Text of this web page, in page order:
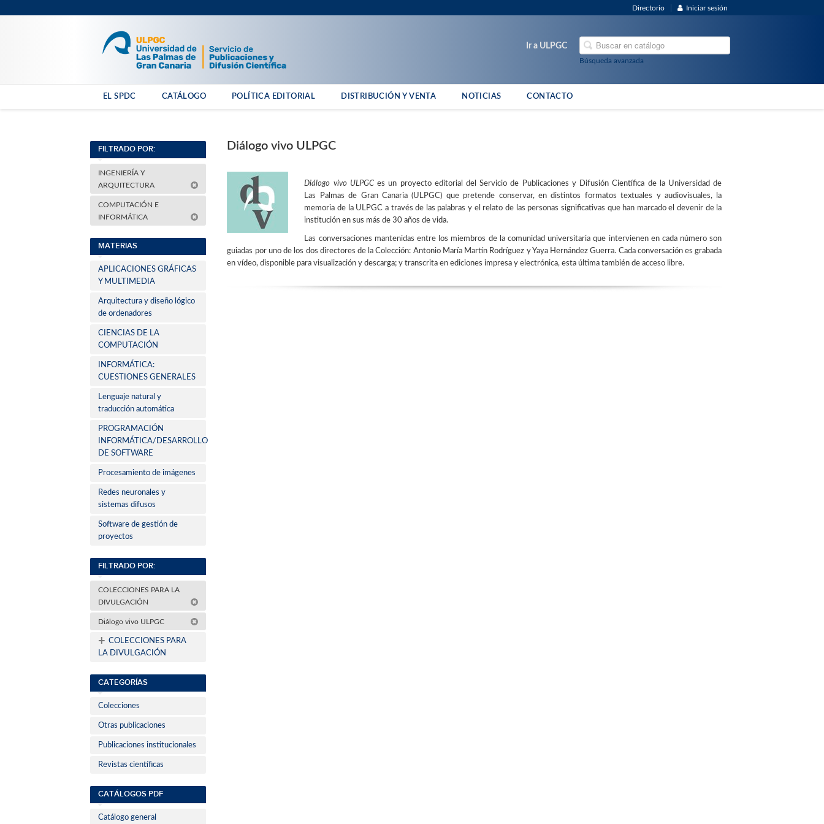
Directorio Iniciar sesión
Búsqueda avanzada
Ir a ULPGC
EL SPDC CATÁLOGO POLÍTICA EDITORIAL DISTRIBUCIÓN Y VENTA NOTICIAS CONTACTO
FILTRADO POR:
INGENIERÍA Y
ARQUITECTURA
COMPUTACIÓN E
INFORMÁTICA
MATERIAS
APLICACIONES GRÁFICAS
Y MULTIMEDIA
Arquitectura y diseño lógico
de ordenadores
CIENCIAS DE LA
COMPUTACIÓN
INFORMÁTICA:
CUESTIONES GENERALES
Lenguaje natural y
traducción automática
PROGRAMACIÓN
INFORMÁTICA/DESARROLLO
DE SOFTWARE
Procesamiento de imágenes
Redes neuronales y
sistemas difusos
Software de gestión de
proyectos
FILTRADO POR:
COLECCIONES PARA LA
DIVULGACIÓN
Diálogo vivo ULPGC
+ COLECCIONES PARA
LA DIVULGACIÓN
CATEGORÍAS
Colecciones
Otras publicaciones
Publicaciones institucionales
Revistas científicas
CATÁLOGOS PDF
Catálogo general
Diálogo vivo ULPGC
Diálogo vivo ULPGCes un proyecto editorial del Servicio de Publicaciones y Difusión Científica de la Universidad de
Las Palmas de Gran Canaria (ULPGC) que pretende conservar, en distintos formatos textuales y audiovisuales, la
memoria de la ULPGC a través de las palabras y el relato de las personas significativas que han marcado el devenir de la
institución en sus más de 30 años de vida.
Las conversaciones mantenidas entre los miembros de la comunidad universitaria que intervienen en cada número son
guiadas por uno de los dos directores de la Colección: Antonio María Martín Rodríguez y Yaya Hernández Guerra. Cada conversación es grabada
en vídeo, disponible para visualización y descarga; y transcrita en ediciones impresa y electrónica, esta última también de acceso libre.